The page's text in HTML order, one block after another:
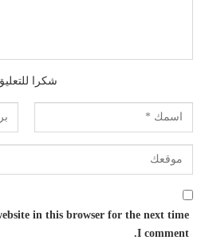
شكرا
in this browser for the next time
I comment.